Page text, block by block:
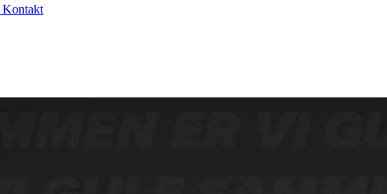
Kontakt